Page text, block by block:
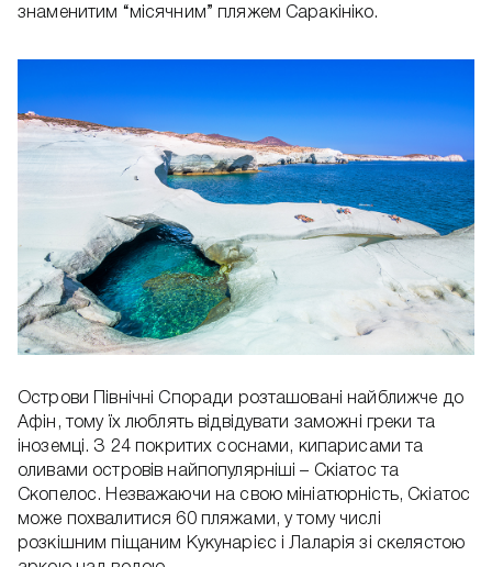
знаменитим “місячним” пляжем Саракініко.
Острови Північні Споради розташовані найближче до
Афін, тому їх люблять відвідувати заможні греки та
іноземці. З 24 покритих соснами, кипарисами та
оливами островів найпопулярніші – Скіатос та
Скопелос. Незважаючи на свою мініатюрність, Скіатос
може похвалитися 60 пляжами, у тому числі
розкішним піщаним Кукунарієс і Лаларія зі скелястою